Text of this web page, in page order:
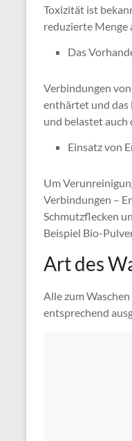
Toxizität ist
reduzierte Menge
Das
Verbindungen
enthärtet und das
und belastet auch
Einsatz von
Um
Verbindungen –
Schmutzflecken
Beispiel Bio-
Art des
Alle zum
entsprechend